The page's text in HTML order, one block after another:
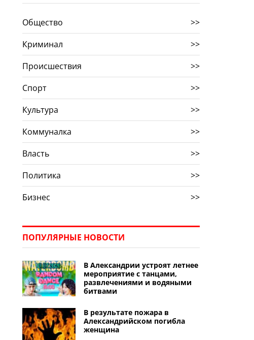
Общество
>>
Криминал
>>
Происшествия
>>
Спорт
>>
Культура
>>
Коммуналка
>>
Власть
>>
Политика
>>
Бизнес
>>
ПОПУЛЯРНЫЕ НОВОСТИ
В Александрии устроят летнее
мероприятие с танцами,
развлечениями и водяными
битвами
В результате пожара в
Александрийском погибла
женщина